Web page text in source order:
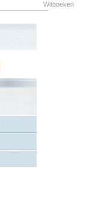
Witboeken